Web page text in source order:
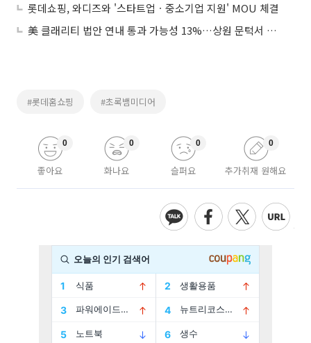
롯데쇼핑, 와디즈와 '스타트업ㆍ중소기업 지원' MOU 체결
美 클래리티 법안 연내 통과 가능성 13%…상원 문턱서 제동
#롯데홈쇼핑 #초록뱀미디어
좋아요
0
화나요
0
슬퍼요
0
추가취재 원해요
0